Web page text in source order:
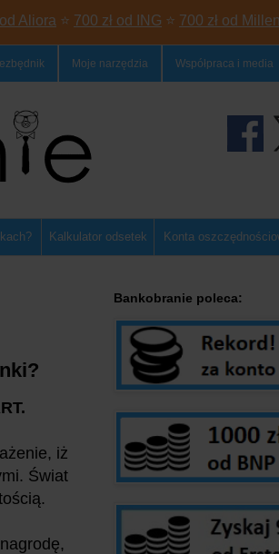
Aliora ⭐ 700 zł od ING ⭐ 700 zł od
Moje narzędzia Współpraca i media
Kalkulator odsetek Konta
iż
Świat
Bankobranie poleca: